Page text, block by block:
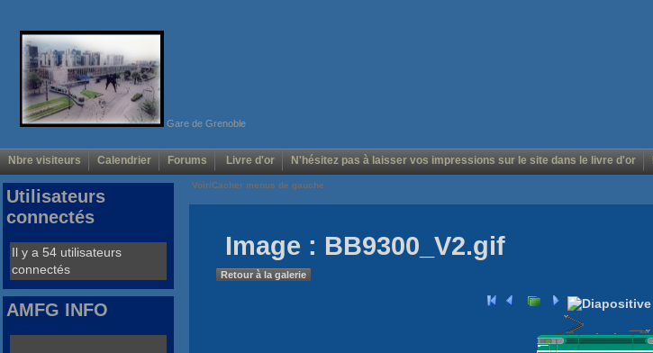
Gare de Grenoble
Nbre visiteurs Calendrier Forums Livre d'or N'hésitez pas à laisser vos impressions sur le site dans le livre d'or
Voir/Cacher menus de gauche
Image : BB9300_V2.gif
Retour à la galerie
Utilisateurs
connectés
Il y a 54 utilisateurs
connectés
AMFG INFO